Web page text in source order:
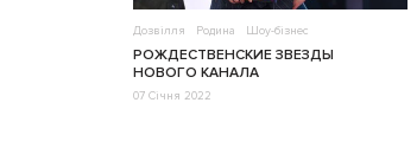
Дозвілля Родина Шоу-бізнес
РОЖДЕСТВЕНСКИЕ ЗВЕЗДЫ
НОВОГО КАНАЛА
07 Січня 2022